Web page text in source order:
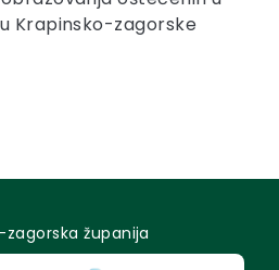
Krapinsko-zagorske
zagorska županija